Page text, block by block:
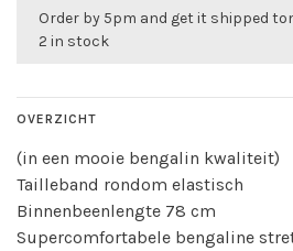
Order by 5pm and get it shipped
2 in stock
OVERZICHT
(in een mooie bengalin kwaliteit)
Tailleband rondom elastisch
Binnenbeenlengte 78 cm
Supercomfortabele bengaline